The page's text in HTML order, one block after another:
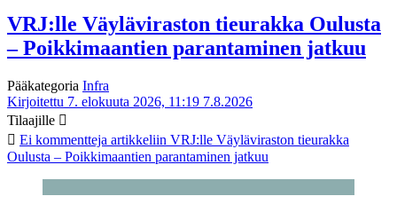
VRJ:lle Väyläviraston tieurakka Oulusta
– Poikkimaantien parantaminen jatkuu
Pääkategoria Infra
Kirjoitettu 7. elokuuta 2026, 11:19 7.8.2026
Tilaajille
Ei kommentteja artikkeliin VRJ:lle Väyläviraston tieurakka
Oulusta – Poikkimaantien parantaminen jatkuu